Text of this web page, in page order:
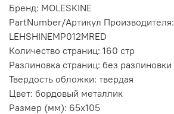
Бренд: MOLESKINE
PartNumber/Артикул Производителя:
LEHSHINEMP012MRED
Количество страниц: 160 стр
Разлиновка страниц: без разлиновки
Твердость обложки: твердая
Цвет: бордовый металлик
Размер (мм): 65х105